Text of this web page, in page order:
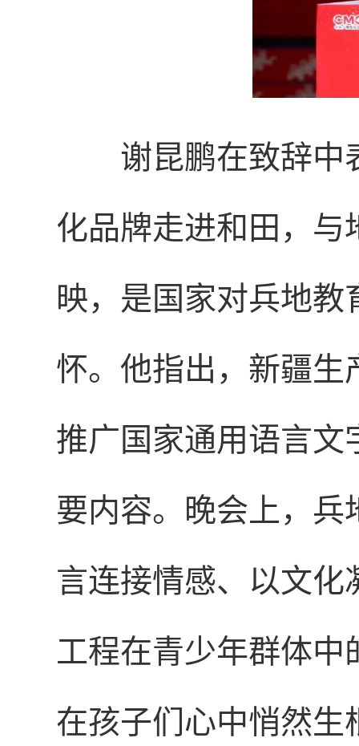
谢昆鹏在致辞中
化品牌走进和田，与
映，是国家对兵地
怀。他指出，新疆生
推广国家通用语言文
要内容。晚会上，
言连接情感、以文化
工程在青少年群体
在孩子们心中悄然生